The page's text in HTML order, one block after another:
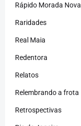
Rápido Morada Nova
Raridades
Real Maia
Redentora
Relatos
Relembrando a frota
Retrospectivas